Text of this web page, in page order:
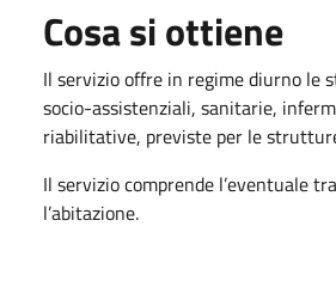
Cosa si ottiene
Il servizio offre in regime diurno le
socio-assistenziali, sanitarie,
riabilitative, previste per le
Il servizio comprende l’eventuale
l’abitazione.